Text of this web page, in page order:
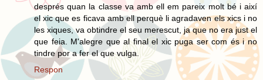
després quan la classe va amb ell em pareix molt bé i així
el xic que es ficava amb ell perquè li agradaven els xics i no
les xiques, va obtindre el seu merescut, ja que no era just el
que feia. M'alegre que al final el xic puga ser com és i no
tindre por a fer el que vulga.
Respon